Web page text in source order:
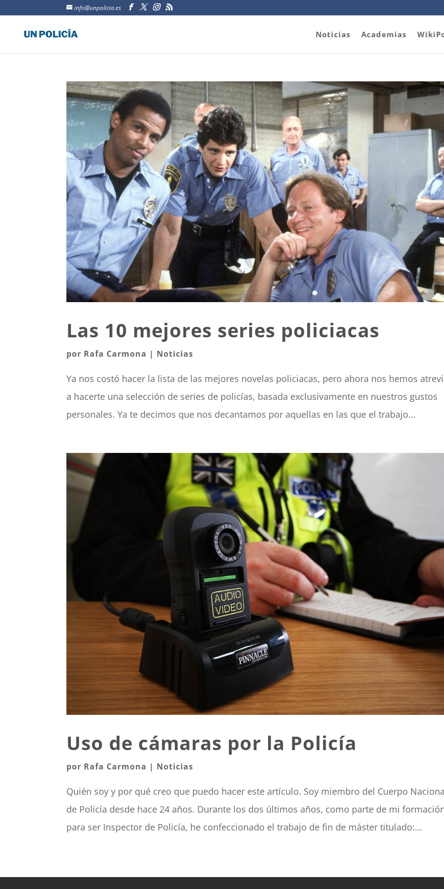
info@unpolicia.es
Noticias Academias
Las 10 mejores series policiacas
por Rafa Carmona | Noticias
Ya nos costó hacer la lista de las mejores novelas policiacas, pero ahora nos hemos
a hacerte una selección de series de policías, basada exclusivamente en nuestros gustos
personales. Ya te decimos que nos decantamos por aquellas en las que el trabajo...
Uso de cámaras por la Policía
por Rafa Carmona | Noticias
Quién soy y por qué creo que puedo hacer este artículo. Soy miembro del Cuerpo
de Policía desde hace 24 años. Durante los dos últimos años, como parte de mi
para ser Inspector de Policía, he confeccionado el trabajo de fin de máster titulado:...